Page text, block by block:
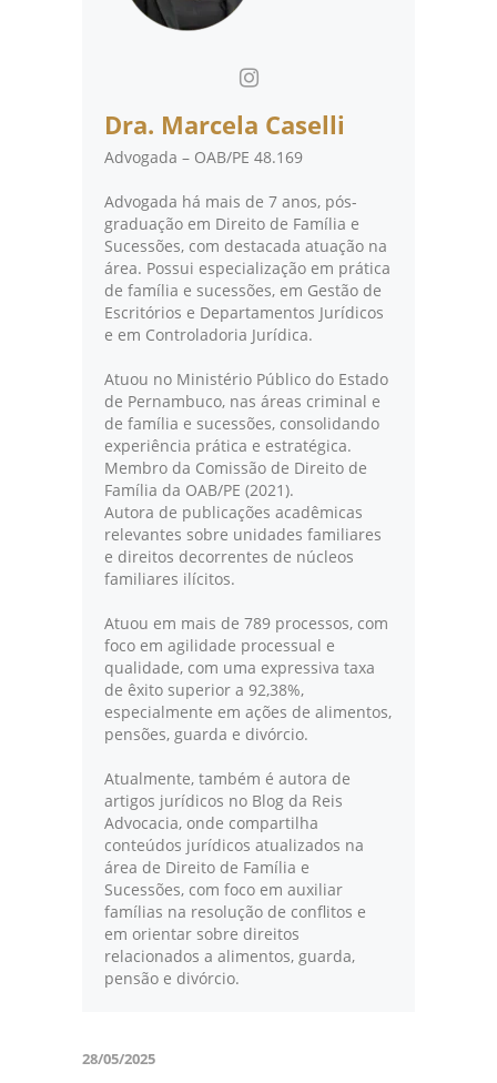
Dra. Marcela Caselli
Advogada – OAB/PE 48.169
Advogada há mais de 7 anos, pós-
graduação em Direito de Família e
Sucessões, com destacada atuação na
área. Possui especialização em prática
de família e sucessões, em Gestão de
Escritórios e Departamentos Jurídicos
e em Controladoria Jurídica.
Atuou no Ministério Público do Estado
de Pernambuco, nas áreas criminal e
de família e sucessões, consolidando
experiência prática e estratégica.
Membro da Comissão de Direito de
Família da OAB/PE (2021).
Autora de publicações acadêmicas
relevantes sobre unidades familiares
e direitos decorrentes de núcleos
familiares ilícitos.
Atuou em mais de 789 processos, com
foco em agilidade processual e
qualidade, com uma expressiva taxa
de êxito superior a 92,38%,
especialmente em ações de alimentos,
pensões, guarda e divórcio.
Atualmente, também é autora de
artigos jurídicos no Blog da Reis
Advocacia, onde compartilha
conteúdos jurídicos atualizados na
área de Direito de Família e
Sucessões, com foco em auxiliar
famílias na resolução de conflitos e
em orientar sobre direitos
relacionados a alimentos, guarda,
pensão e divórcio.
28/05/2025